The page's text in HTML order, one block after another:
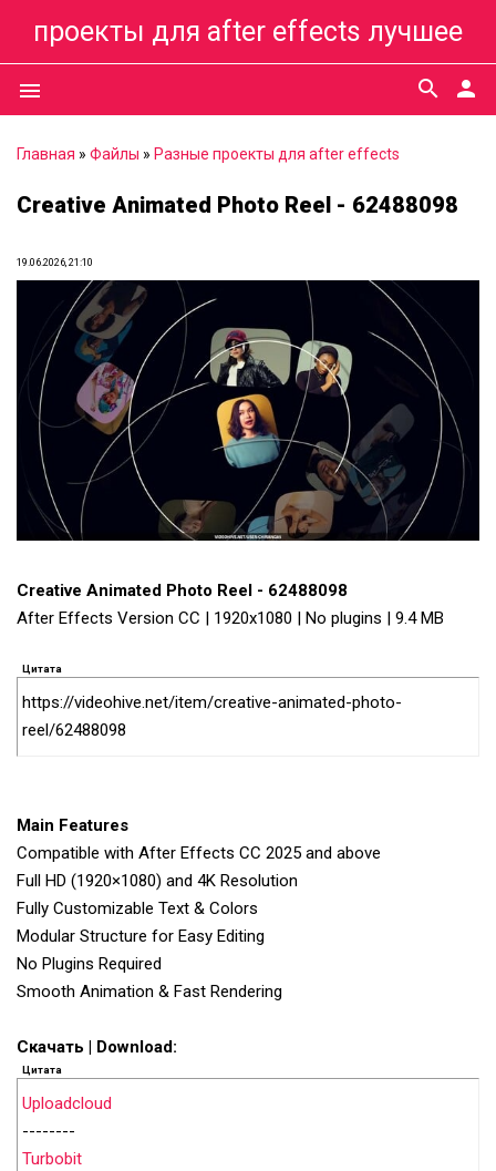
проекты для after effects лучшее
menu person
search
Главная » Файлы » Разные проекты для after effects
Creative Animated Photo Reel - 62488098
19.06.2026, 21:10
Creative Animated Photo Reel - 62488098
After Effects Version CC | 1920x1080 | No plugins | 9.4 MB
Цитата
https://videohive.net/item/creative-animated-photo-
reel/62488098
Main Features
Compatible with After Effects CC 2025 and above
Full HD (1920×1080) and 4K Resolution
Fully Customizable Text & Colors
Modular Structure for Easy Editing
No Plugins Required
Smooth Animation & Fast Rendering
Скачать | Download:
Цитата
Uploadcloud
--------
Turbobit